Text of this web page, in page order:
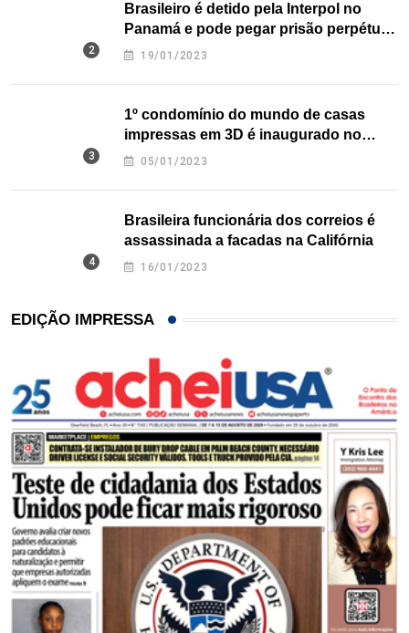
Brasileiro é detido pela Interpol no
Panamá e pode pegar prisão perpétua
nos EUA
19/01/2023
1º condomínio do mundo de casas
impressas em 3D é inaugurado no
Texas
05/01/2023
Brasileira funcionária dos correios é
assassinada a facadas na Califórnia
16/01/2023
EDIÇÃO IMPRESSA